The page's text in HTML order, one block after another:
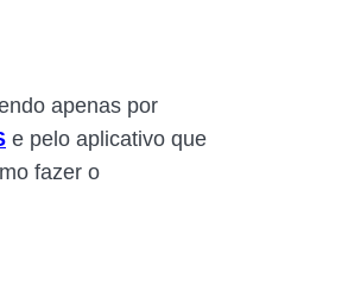
apenas por
e pelo aplicativo que
fazer o